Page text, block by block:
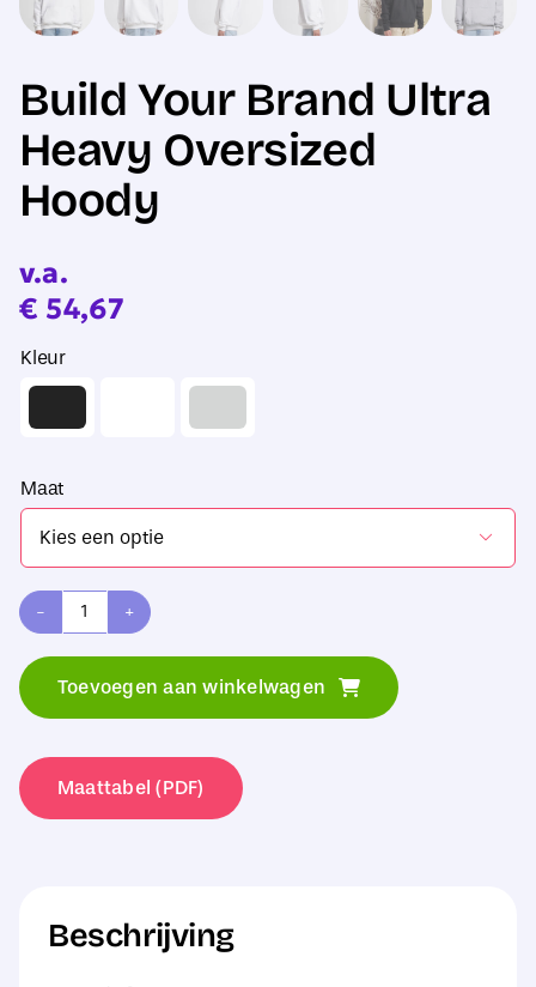
Build Your Brand Ultra
Heavy Oversized
Hoody
v.a.
€ 54,67
Kleur
Maat

Build
Brand
Heavy
Oversized
Toevoegen aan winkelwagen
Maattabel (PDF)
Beschrijving